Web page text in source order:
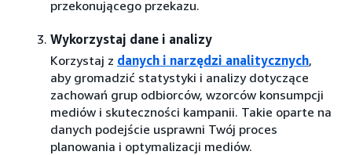
przekonującego przekazu.
Wykorzystaj dane i analizy
Korzystaj z danych i narzędzi analitycznych,
aby gromadzić statystyki i analizy dotyczące
zachowań grup odbiorców, wzorców konsumpcji
mediów i skuteczności kampanii. Takie oparte na
danych podejście usprawni Twój proces
planowania i optymalizacji mediów.